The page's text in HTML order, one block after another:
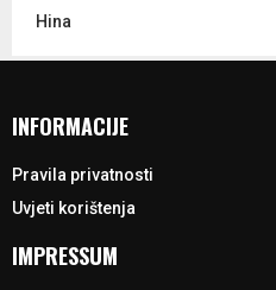
Hina
INFORMACIJE
Pravila privatnosti
Uvjeti korištenja
IMPRESSUM